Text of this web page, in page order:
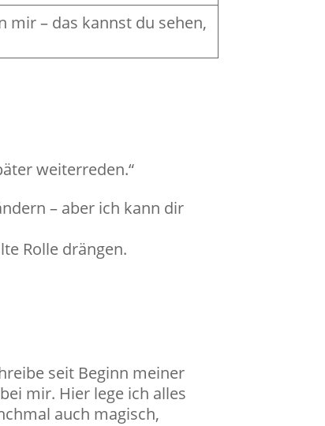
mir – das kannst du sehen,
weiterreden.“
– aber ich kann dir
Rolle drängen.
seit Beginn meiner
mir. Hier lege ich alles
auch magisch,